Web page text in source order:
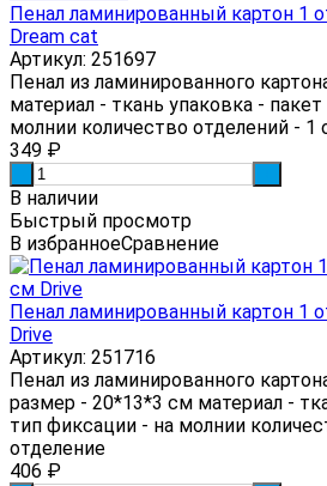
Пенал ламинированный картон 1
Dream cat
Артикул: 251697
Пенал из ламинированного
материал - ткань упаковка -
молнии количество отделений - 1
349 ₽
В наличии
Быстрый просмотр
В избранноеСравнение
Пенал ламинированный картон 1
Drive
Артикул: 251716
Пенал из ламинированного
размер - 20*13*3 см материал -
тип фиксации - на молнии
отделение
406 ₽